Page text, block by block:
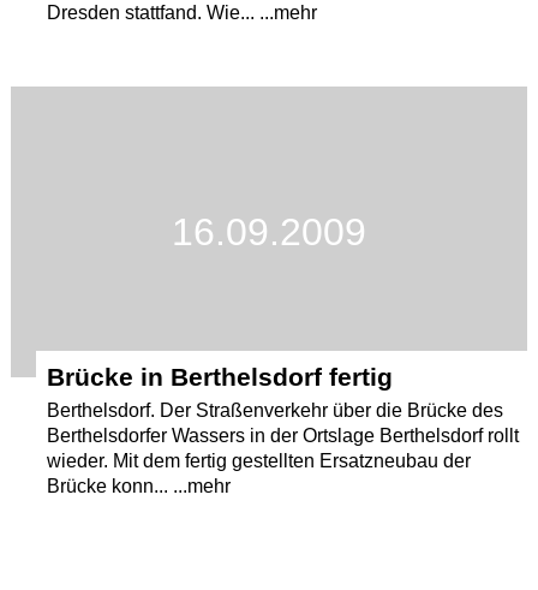
Dresden stattfand. Wie... ...mehr
16.09.2009
Brücke in Berthelsdorf fertig
Berthelsdorf. Der Straßenverkehr über die Brücke des
Berthelsdorfer Wassers in der Ortslage Berthelsdorf rollt
wieder. Mit dem fertig gestellten Ersatzneubau der
Brücke konn... ...mehr